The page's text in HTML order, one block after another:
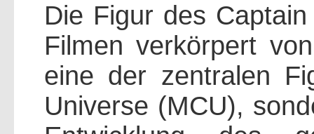
Die Figur des
Filmen verkörpert
eine der zentralen
Universe (MCU),